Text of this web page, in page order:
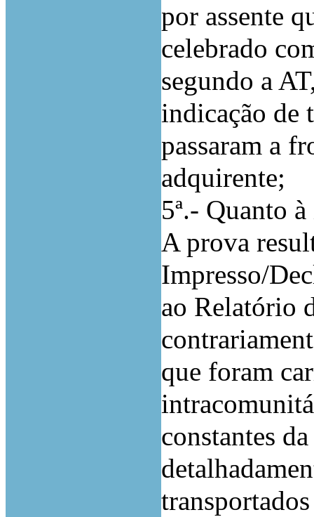
por assente
celebrado
segundo a
indicação de
passaram a
adquirente;
5ª.- Quanto
A prova
Impresso/
ao Relatório
que foram
constantes